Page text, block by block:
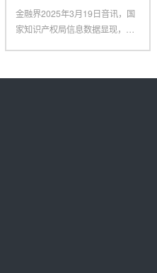
金融界2025年3月19日音讯，国
家知识产权局信息数据显现，深